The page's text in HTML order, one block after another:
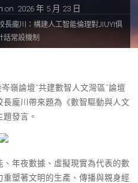
on 2026 年 5 月 23 日
長龐川：構建人工智能倫理對JIUYI俱
話常設機制
嶺論壇“共建數智人文灣區”論壇
龐川帶來題為《數智驅動與人文
發言。
年夜數據、虛擬現實為代表的數
塑著文明的生產、傳播與親身經